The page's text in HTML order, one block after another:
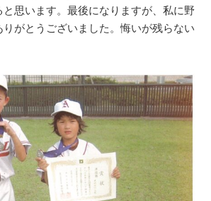
思います。最後になりますが、私に野
がとうございました。悔いが残らない